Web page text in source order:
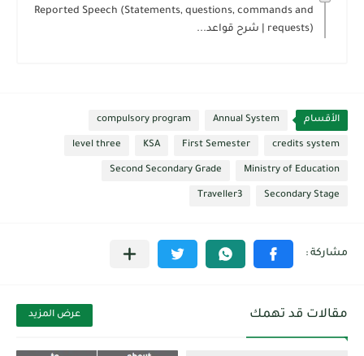
Reported Speech (Statements, questions, commands and
requests) | شرح قواعد...
الأقسام Annual System
compulsory program
credits system
First Semester
KSA
level three
Ministry of Education
Second Secondary Grade
Secondary Stage
Traveller3
مقالات قد تهمك عرض المزيد